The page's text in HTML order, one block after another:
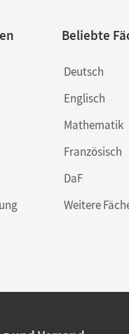
Beliebte
Deutsch
Englisch
Mathematik
Französisch
DaF
Weitere